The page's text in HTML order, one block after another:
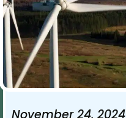
November 24, 2024